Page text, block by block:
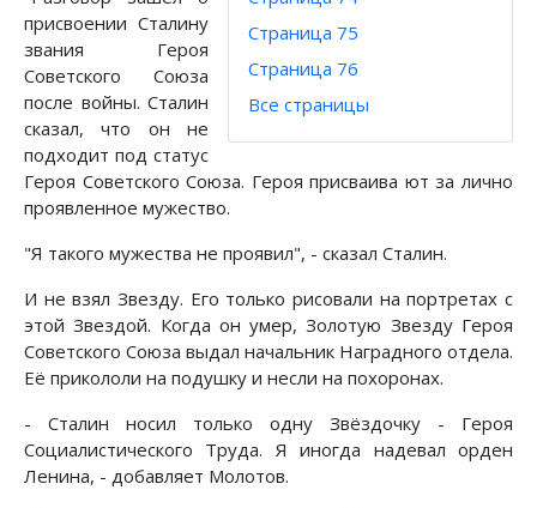
Страница 75
Страница 76
Все страницы
присвоении Сталину
звания Героя
Советского Союза
после войны. Сталин
сказал, что он не
подходит под статус
Героя Советского Союза. Героя присваива ют за лично
проявленное мужество.
"Я такого мужества не проявил", - сказал Сталин.
И не взял Звезду. Его только рисовали на портретах с
этой Звездой. Когда он умер, Золотую Звезду Героя
Советского Союза выдал начальник Наградного отдела.
Её прикололи на подушку и несли на похоронах.
- Сталин носил только одну Звёздочку - Героя
Социалистического Труда. Я иногда надевал орден
Ленина, - добавляет Молотов.